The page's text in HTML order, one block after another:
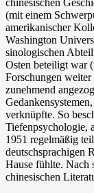
(mit einem
amerikanischer
Washington
sinologischen
Osten beteiligt war
Forschungen
zunehmend
verknüpfte. So
Tiefenpsychologie,
1951 regelmäßig
deutschsprachigen
Hause fühlte. Nach
chinesischen